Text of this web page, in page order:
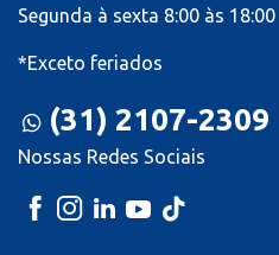
Segunda à sexta 8:00 às 18:00
*Exceto feriados
(31) 2107-2309
Nossas Redes Sociais